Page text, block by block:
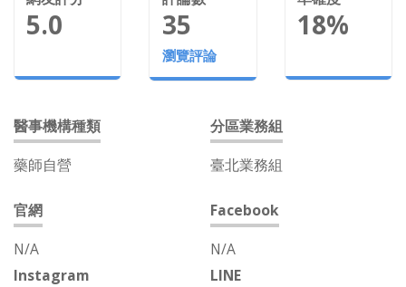
5.0 35
瀏覽評論
18%
醫事機構種類
藥師自營
分區業務組
臺北業務組
官網
N/A
Facebook
N/A
Instagram
LINE